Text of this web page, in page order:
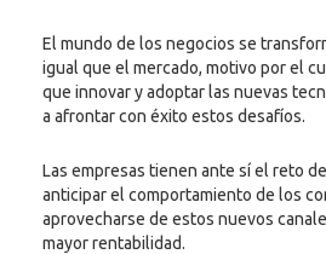
El mundo de los negocios se
igual que el mercado, motivo por el
que innovar y adoptar las nuevas
a afrontar con éxito estos desafíos.
Las empresas tienen ante sí el reto
anticipar el comportamiento de los
aprovecharse de estos nuevos
mayor rentabilidad.